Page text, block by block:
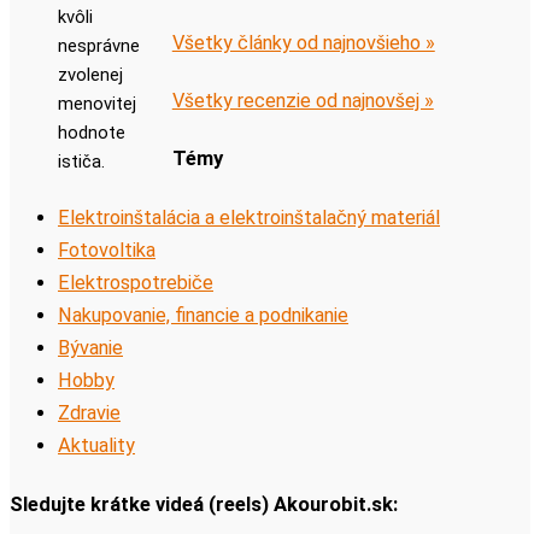
Všetky články od najnovšieho »
Všetky recenzie od najnovšej »
Témy
Elektroinštalácia a elektroinštalačný materiál
Fotovoltika
Elektrospotrebiče
Nakupovanie, financie a podnikanie
Bývanie
Hobby
Zdravie
Aktuality
Sledujte krátke videá (reels) Akourobit.sk: